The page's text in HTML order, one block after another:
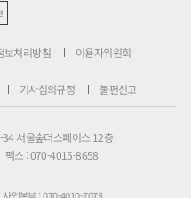
보처리방침 이용자위원회
기사심의규정 불편신고
서울숲더스페이스 12층
팩스 : 070-4015-8658